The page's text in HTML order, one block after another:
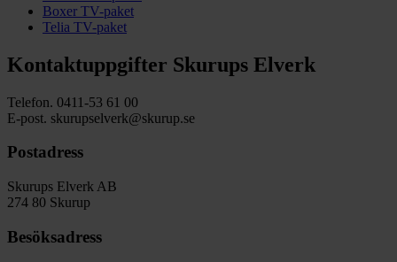
Boxer TV-paket
Telia TV-paket
Kontaktuppgifter Skurups Elverk
Telefon. 0411-53 61 00
E-post. skurupselverk@skurup.se
Postadress
Skurups Elverk AB
274 80 Skurup
Besöksadress